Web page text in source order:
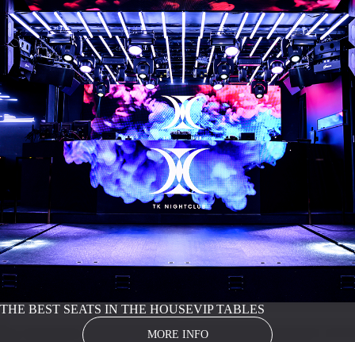
THE BEST SEATS IN THE HOUSEVIP TABLES
MORE INFO